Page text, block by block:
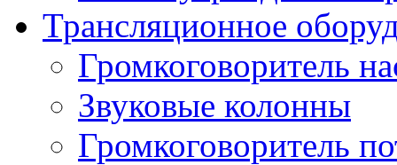
Трансляционное
Громкоговоритель
Звуковые колонны
Громкоговоритель